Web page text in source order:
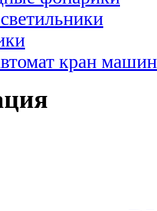
кран